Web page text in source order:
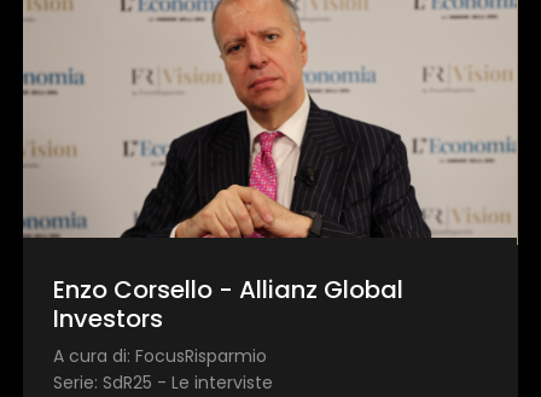
Enzo Corsello - Allianz Global
Investors
A cura di: FocusRisparmio
Serie: SdR25 - Le interviste
×
5 stars
4 stars
3 stars
2 stars
1 star
Invia